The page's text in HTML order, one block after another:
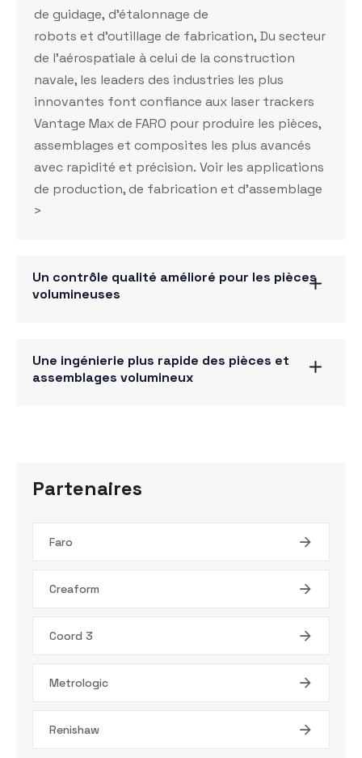
de guidage, d’étalonnage de
robots et d’outillage de fabrication, Du secteur
de l’aérospatiale à celui de laconstruction
navale, les leaders des industries les plus
innovantes font confiance aux laser trackers
Vantage Max de FARO pour produire les pièces,
assemblages et composites les plus avancés
avec rapidité et précision. Voir les applications
de production, de fabrication et d’assemblage
>
Un contrôle qualité amélioré pour les pièces
volumineuses
Une ingénierie plus rapide des pièces et
assemblages volumineux
Partenaires
Faro
Creaform
Coord 3
Metrologic
Renishaw